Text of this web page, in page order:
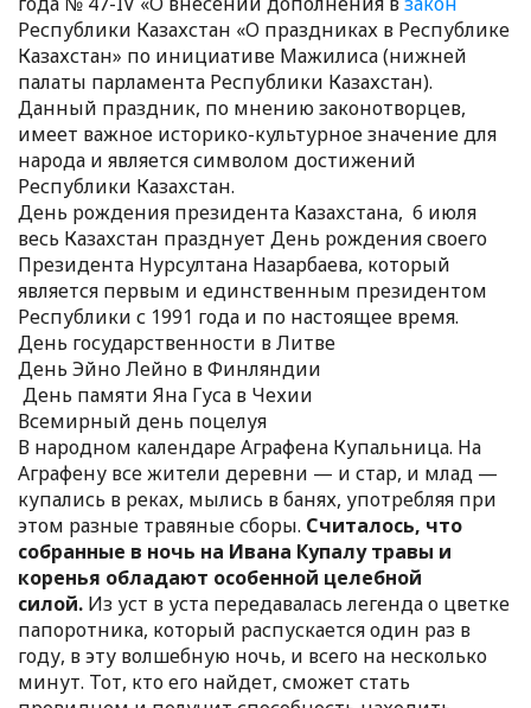
Республики Казахстан «О праздниках в Республике
Казахстан» по инициативе Мажилиса (нижней
палаты парламента Республики Казахстан).
Данный праздник, по мнению законотворцев,
имеет важное историко-культурное значение для
народа и является символом достижений
Республики Казахстан.
День рождения президента Казахстана, 6 июля
весь Казахстан празднует День рождения своего
Президента Нурсултана Назарбаева, который
является первым и единственным президентом
Республики с 1991 года и по настоящее время.
День государственности в Литве
День Эйно Лейно в Финляндии
День памяти Яна Гуса в Чехии
Всемирный день поцелуя
В народном календаре Аграфена Купальница. На
Аграфену все жители деревни — и стар, и млад —
купались в реках, мылись в банях, употребляя при
этом разные травяные сборы. Считалось, что
собранные в ночь на Ивана Купалу травы и
коренья обладают особенной целебной
силой. Из уст в уста передавалась легенда о цветке
папоротника, который распускается один раз в
году, в эту волшебную ночь, и всего на несколько
минут. Тот, кто его найдет, сможет стать